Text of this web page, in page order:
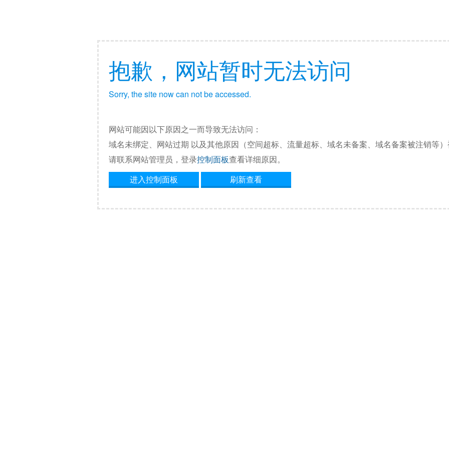
抱歉，网站暂时无法访问
Sorry, the site now can not be accessed.
网站可能因以下原因之一而导致无法访问：
域名未绑定、网站过期 以及其他原因（空间超标、流量超标、域名未备案、域名备案被注销等）
请联系网站管理员，登录控制面板查看详细原因。
进入控制面板
刷新查看